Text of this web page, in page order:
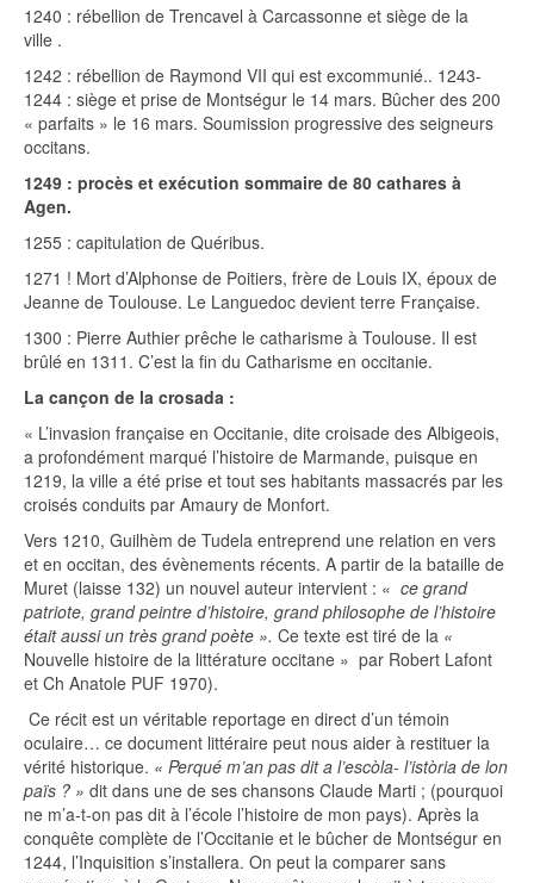
1240 : rébellion de Trencavel à Carcassonne et siège de la
ville .
1242 : rébellion de Raymond VII qui est excommunié.. 1243-
1244 : siège et prise de Montségur le 14 mars. Bûcher des 200
« parfaits » le 16 mars. Soumission progressive des seigneurs
occitans.
1249 : procès et exécution sommaire de 80 cathares à
Agen.
1255 : capitulation de Quéribus.
1271 ! Mort d’Alphonse de Poitiers, frère de Louis IX, époux de
Jeanne de Toulouse. Le Languedoc devient terre Française.
1300 : Pierre Authier prêche le catharisme à Toulouse. Il est
brûlé en 1311. C’est la fin du Catharisme en occitanie.
La cançon de la crosada :
« L’invasion française en Occitanie, dite croisade des Albigeois,
a profondément marqué l’histoire de Marmande, puisque en
1219, la ville a été prise et tout ses habitants massacrés par les
croisés conduits par Amaury de Monfort.
Vers 1210, Guilhèm de Tudela entreprend une relation en vers
et en occitan, des évènements récents. A partir de la bataille de
Muret (laisse 132) un nouvel auteur intervient : « ce grand
patriote, grand peintre d’histoire, grand philosophe de l’histoire
était aussi un très grand poète ». Ce texte est tiré de la «
Nouvelle histoire de la littérature occitane » par Robert Lafont
et Ch Anatole PUF 1970).
Ce récit est un véritable reportage en direct d’un témoin
oculaire… ce document littéraire peut nous aider à restituer la
vérité historique. « Perqué m’an pas dit a l’escòla- l’istòria de lon
païs ? » dit dans une de ses chansons Claude Marti ; (pourquoi
ne m’a-t-on pas dit à l’école l’histoire de mon pays). Après la
conquête complète de l’Occitanie et le bûcher de Montségur en
1244, l’Inquisition s’installera. On peut la comparer sans